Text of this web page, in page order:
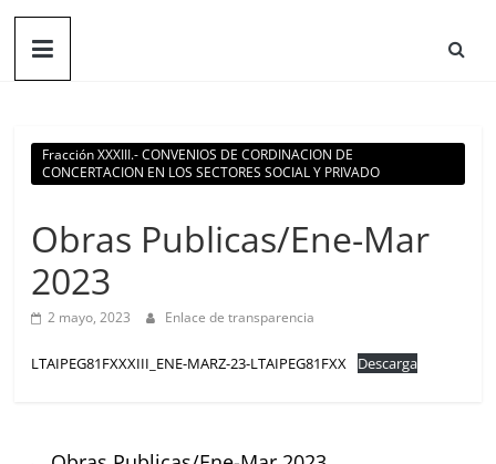
Fracción XXXIII.- CONVENIOS DE CORDINACION DE
CONCERTACION EN LOS SECTORES SOCIAL Y PRIVADO
Obras Publicas/Ene-Mar
2023
2 mayo, 2023 Enlace de transparencia
LTAIPEG81FXXXIII_ENE-MARZ-23-LTAIPEG81FXX Descarga